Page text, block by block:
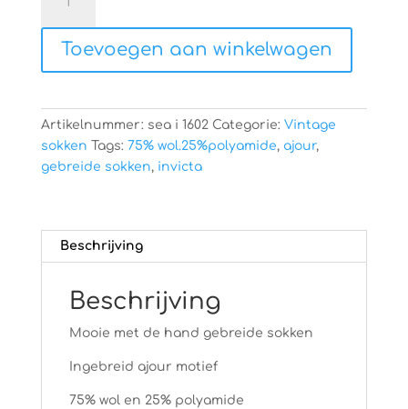
gebreide
sokken
aantal
Toevoegen aan winkelwagen
Artikelnummer: sea i 1602 Categorie: Vintage
sokken Tags: 75% wol.25%polyamide, ajour,
gebreide sokken, invicta
Beschrijving
Beschrijving
Mooie met de hand gebreide sokken
Ingebreid ajour motief
75% wol en 25% polyamide